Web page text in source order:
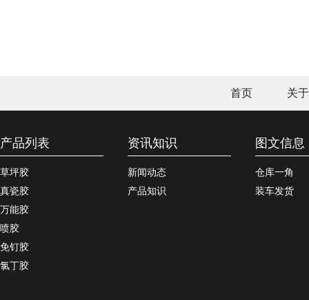
首页 关
产品列表
草坪胶
真瓷胶
万能胶
喷胶
免钉胶
氯丁胶
资讯知识
新闻动态
产品知识
图文信息
仓库一角
装车发货